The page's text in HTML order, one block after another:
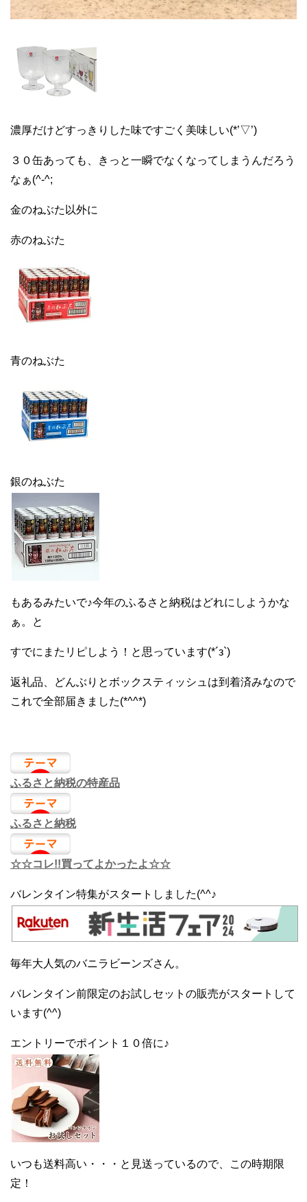
濃厚だけどすっきりした味ですごく美味しい(*’▽’)
３０缶あっても、きっと一瞬でなくなってしまうんだろう
なぁ(^-^;
金のねぶた以外に
赤のねぶた
青のねぶた
銀のねぶた
もあるみたいで♪今年のふるさと納税はどれにしようかな
ぁ。と
すでにまたリピしよう！と思っています(*´з`)
返礼品、どんぶりとボックスティッシュは到着済みなので
これで全部届きました(*^^*)
ふるさと納税の特産品
ふるさと納税
☆☆コレ!!買ってよかったよ☆☆
バレンタイン特集がスタートしました(^^♪
毎年大人気のバニラビーンズさん。
バレンタイン前限定のお試しセットの販売がスタートして
います(^^)
エントリーでポイント１０倍に♪
いつも送料高い・・・と見送っているので、この時期限
定！